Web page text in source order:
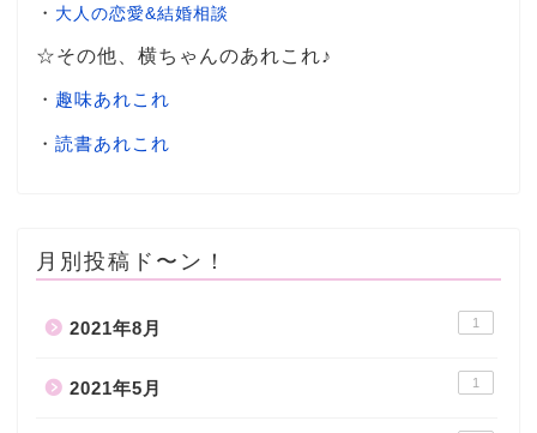
・ 大人の恋愛&結婚相談
☆その他、横ちゃんのあれこれ♪
・ 趣味あれこれ
・ 読書あれこれ
月別投稿ド〜ン！
2021年8月 1
2021年5月 1